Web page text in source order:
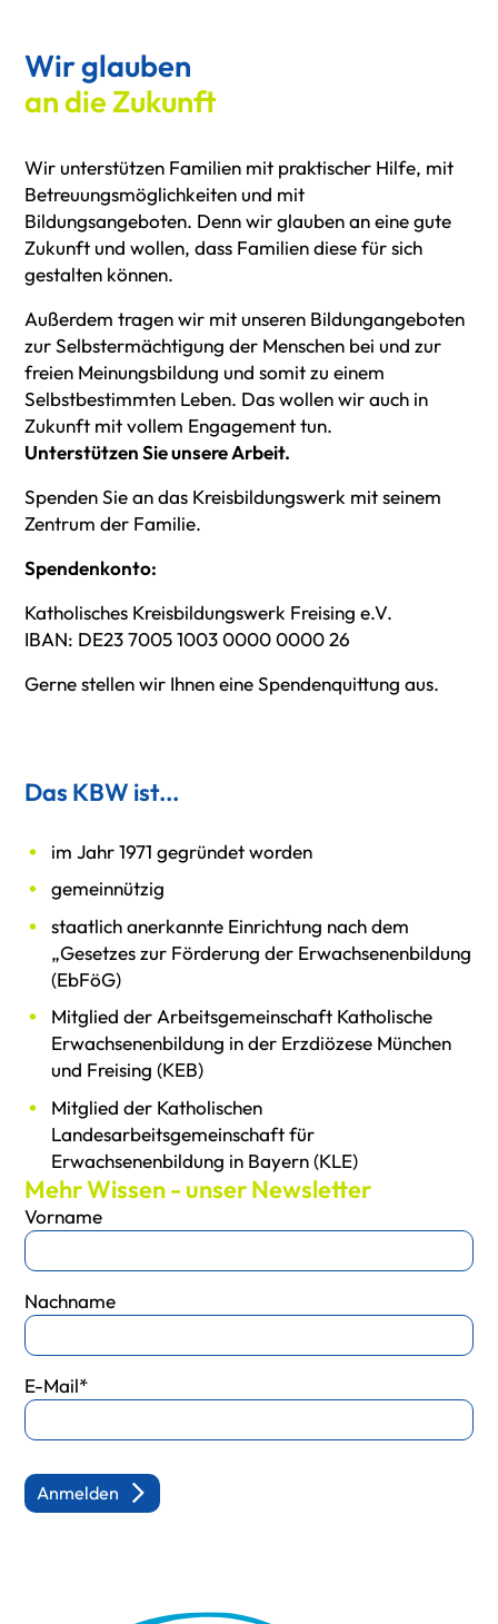
Wir glauben
an die Zukunft
Wir unterstützen Familien mit praktischer Hilfe, mit
Betreuungsmöglichkeiten und mit
Bildungsangeboten. Denn wir glauben an eine gute
Zukunft und wollen, dass Familien diese für sich
gestalten können.
Außerdem tragen wir mit unseren Bildungangeboten
zur Selbstermächtigung der Menschen bei und zur
freien Meinungsbildung und somit zu einem
Selbstbestimmten Leben. Das wollen wir auch in
Zukunft mit vollem Engagement tun.
Unterstützen Sie unsere Arbeit.
Spenden Sie an das Kreisbildungswerk mit seinem
Zentrum der Familie.
Spendenkonto:
Katholisches Kreisbildungswerk Freising e.V.
IBAN: DE23 7005 1003 0000 0000 26
Gerne stellen wir Ihnen eine Spendenquittung aus.
Das KBW ist...
im Jahr 1971 gegründet worden
gemeinnützig
staatlich anerkannte Einrichtung nach dem
„Gesetzes zur Förderung der Erwachsenenbildung
(EbFöG)
Mitglied der Arbeitsgemeinschaft Katholische
Erwachsenenbildung in der Erzdiözese München
und Freising (KEB)
Mitglied der Katholischen
Landesarbeitsgemeinschaft für
Erwachsenenbildung in Bayern (KLE)
Mehr Wissen - unser Newsletter
Vorname
Nachname
E-Mail*
Anmelden